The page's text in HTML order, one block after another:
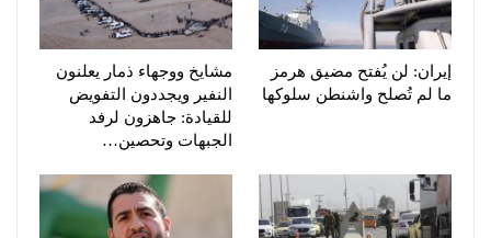
إيران: لن يُفتح مضيق هرمز
ما لم تُصلح واشنطن سلوكها
مشايخ ووجهاء ذمار يعلنون
النفير ويجددون التفويض
للقيادة: جاهزون لرفد
الجبهات وتحصين…